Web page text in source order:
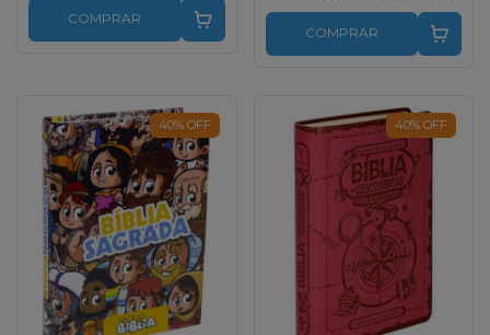
COMPRAR
COMPRAR
40% OFF 40% OFF